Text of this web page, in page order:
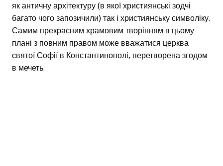
як античну архітектуру (в якої християнські зодчі
багато чого запозичили) так і християнську символіку.
Самим прекрасним храмовим творінням в цьому
плані з повним правом може вважатися церква
святої Софії в Константинополі, перетворена згодом
в мечеть.